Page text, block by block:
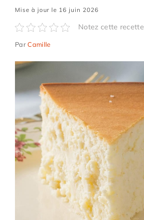
Mise à jour le 16 juin 2026
Notez cette recette
ParCamille